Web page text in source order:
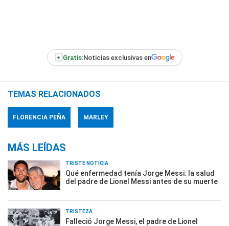
+ Gratis:Noticias exclusivas en
TEMAS RELACIONADOS
FLORENCIA PEÑA MARLEY
MÁS LEÍDAS
TRISTE NOTICIA
Qué enfermedad tenía Jorge Messi: la salud
del padre de Lionel Messi antes de su muerte
TRISTEZA
Falleció Jorge Messi, el padre de Lionel